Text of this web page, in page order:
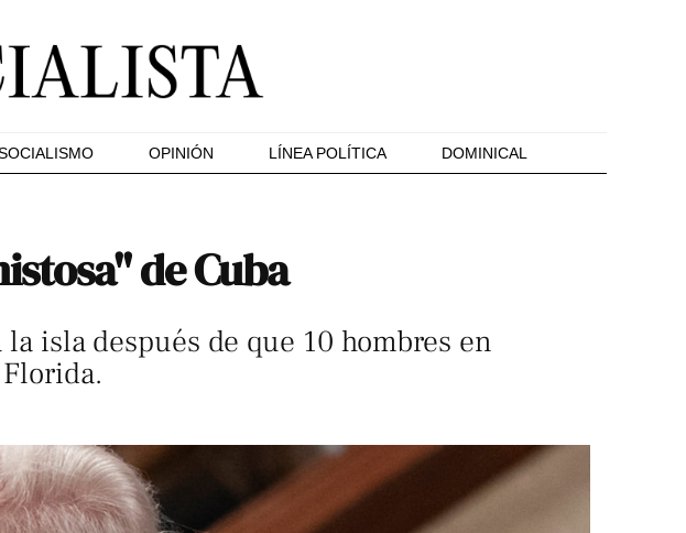
OPINIÓN LÍNEA POLÍTICA DOMINICAL
de Cuba
isla después de que 10 hombres en